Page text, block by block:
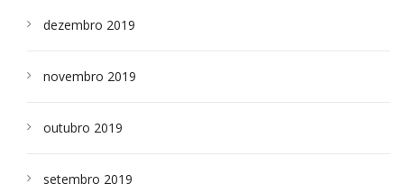
dezembro 2019
novembro 2019
outubro 2019
setembro 2019